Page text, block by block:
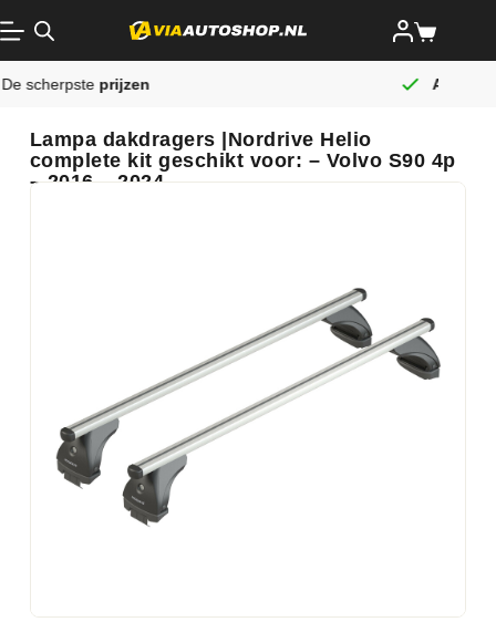
Lampa dakdragers |Nordrive Helio
complete kit geschikt voor: – Volvo S90 4p
– 2016 – 2024